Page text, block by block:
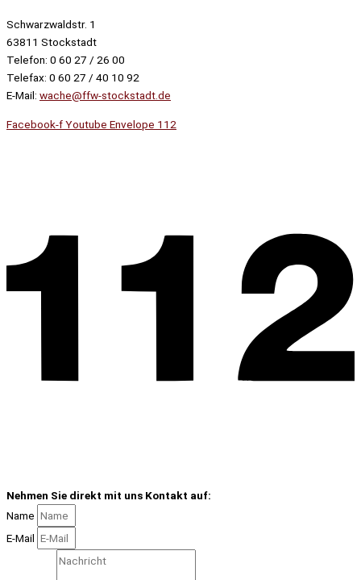
Schwarzwaldstr. 1
63811 Stockstadt
Telefon: 0 60 27 / 26 00
Telefax: 0 60 27 / 40 10 92
E-Mail: wache@ffw-stockstadt.de
Facebook-fYoutube Envelope 112
Nehmen Sie direkt mit uns Kontakt auf:
Name
E-Mail